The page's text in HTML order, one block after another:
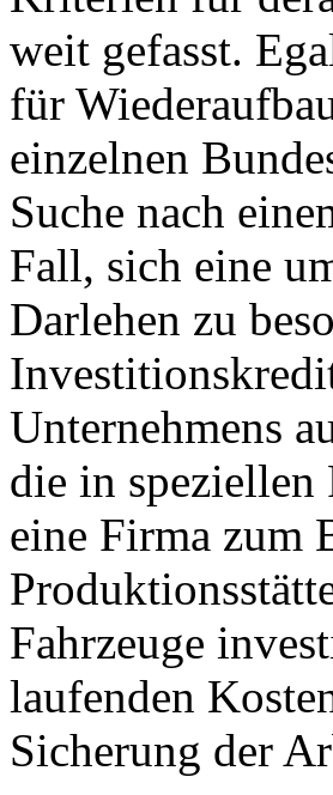
weit gefasst.
für
einzelnen
Suche nach
Fall, sich eine
Darlehen zu
Unternehmens
die in speziellen
eine Firma zum
Fahrzeuge
laufenden
Sicherung der